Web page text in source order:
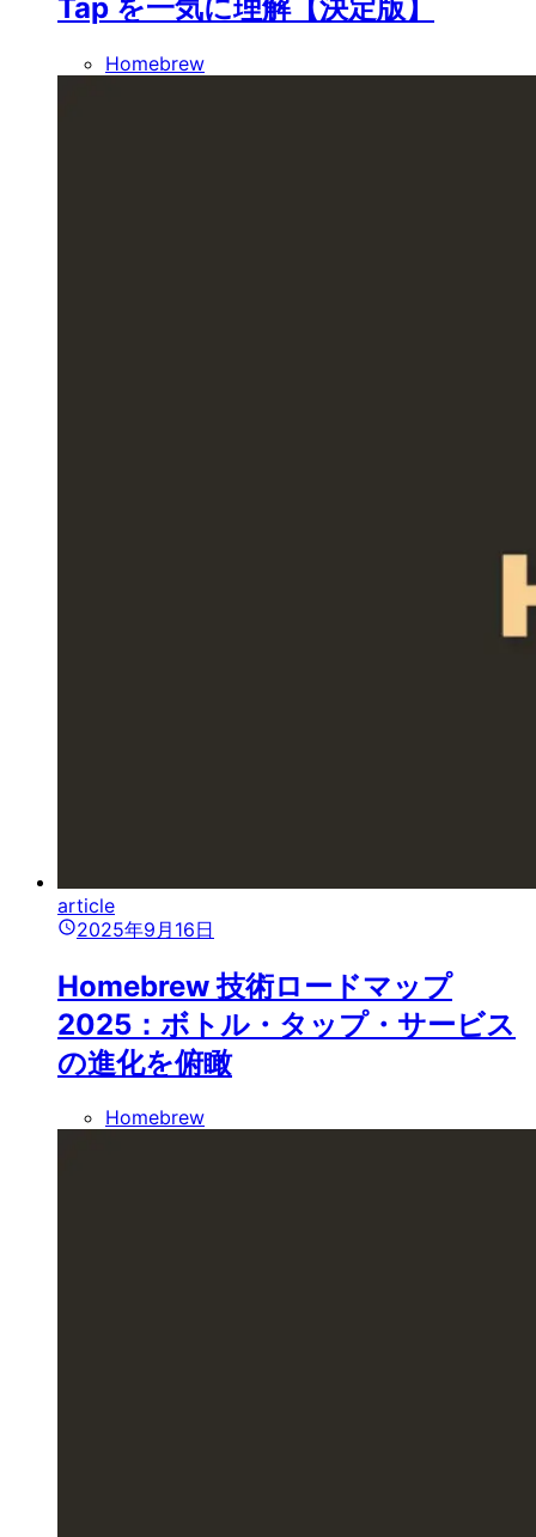
Tap を一気に理解【決定版】
Homebrew
article
2025年9月16日
Homebrew 技術ロードマップ
2025：ボトル・タップ・サービス
の進化を俯瞰
Homebrew